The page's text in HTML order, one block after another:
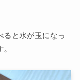
ると水が玉になっ